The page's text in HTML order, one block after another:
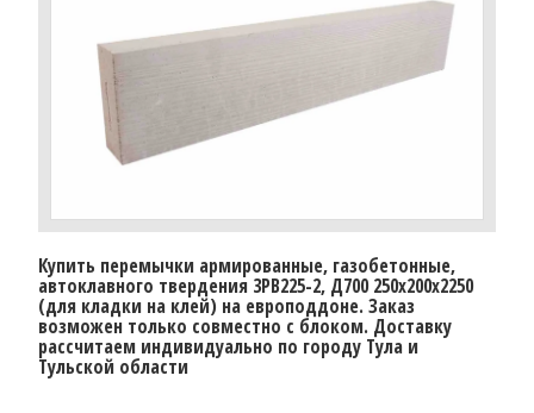
Купить перемычки армированные, газобетонные,
автоклавного твердения 3PB225-2, Д700 250х200х2250
(для кладки на клей) на европоддоне. Заказ
возможен только совместно с блоком. Доставку
рассчитаем индивидуально по городу Тула и
Тульской области